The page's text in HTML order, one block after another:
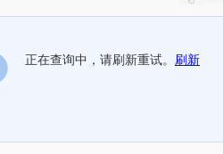
正在查询中，请刷新重试。 刷新